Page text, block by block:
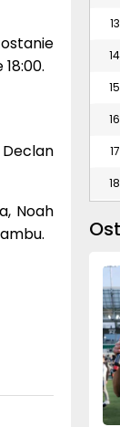
Noah
13
14
15
16
17
18